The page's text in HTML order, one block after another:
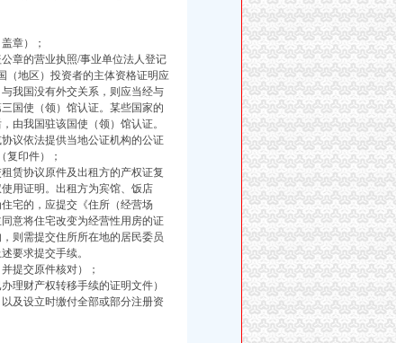
章）；
章的营业执照/事业单位法人登记
（地区）投资者的主体资格证明应
我国没有外交关系，则应当经与
国使（领）馆认证。某些国家的
由我国驻该国使（领）馆认证。
议依法提供当地公证机构的公证
复印件）；
赁协议原件及出租方的产权证复
用证明。出租方为宾馆、饭店
宅的，应提交《住所（经营场
意将住宅改变为经营性用房的证
则需提交住所所在地的居民委员
要求提交手续。
提交原件核对）；
理财产权转移手续的证明文件）
及设立时缴付全部或部分注册资